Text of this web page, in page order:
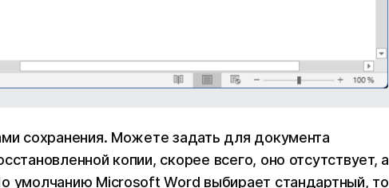
сохранения. Можете задать для документа
копии, скорее всего, оно отсутствует, а
умолчанию Microsoft Word выбирает стандартный, то